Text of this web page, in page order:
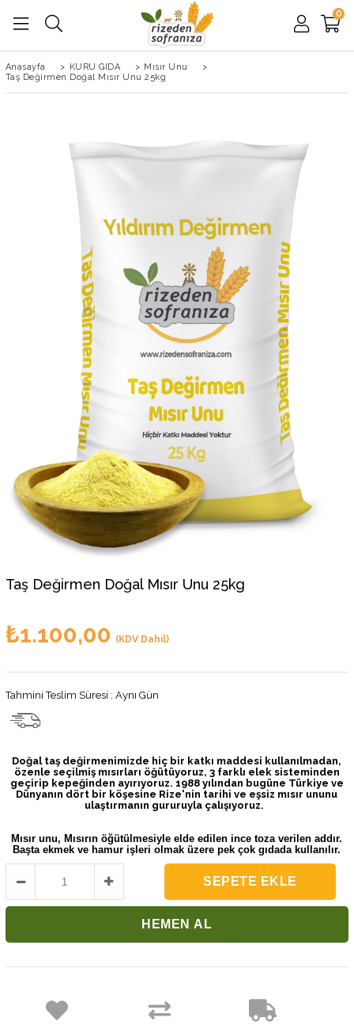
0
Anasayfa > KURU GIDA > Mısır Unu
>
Taş Değirmen Doğal Mısır Unu 25kg
Taş Değirmen Doğal Mısır Unu 25kg
₺1.100,00 (KDV Dahil)
Tahmini Teslim Süresi : Aynı Gün
Doğal taş değirmenimizde hiç bir katkı maddesi kullanılmadan,
özenle seçilmiş mısırları öğütüyoruz, 3 farklı elek sisteminden
geçirip kepeğinden ayırıyoruz. 1988 yılından bugüne Türkiye ve
Dünyanın dört bir köşesine Rize'nin tarihi ve eşsiz mısır ununu
ulaştırmanın gururuyla çalışıyoruz.
Mısır unu, Mısırın öğütülmesiyle elde edilen ince toza verilen addır.
Başta ekmek ve hamur işleri olmak üzere pek çok gıdada kullanılır.